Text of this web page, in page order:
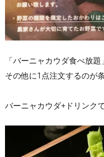
「バーニャカウダ食べ放
その他に1点注文するのが
バーニャカウダ+ドリンクで